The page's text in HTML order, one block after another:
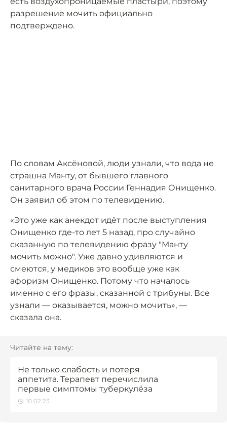
разрешение мочить официально
подтверждено.
По словам Аксёновой, люди узнали, что вода не
страшна Манту, от бывшего главного
санитарного врача России Геннадия Онищенко.
Он заявил об этом по телевидению.
«Это уже как анекдот идёт после выступления
Онищенко где-то лет 5 назад, про случайно
сказанную по телевидению фразу "Манту
мочить можно". Уже давно удивляются и
смеются, у медиков это вообще уже как
афоризм Онищенко. Потому что началось
именно с его фразы, сказанной с трибуны. Все
узнали — оказывается, можно мочить», —
сказала она.
Читайте на тему:
Не только слабость и потеря
аппетита. Терапевт перечислила
первые симптомы туберкулёза
10.02.23